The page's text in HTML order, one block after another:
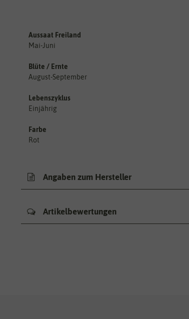
Aussaat Freiland
Mai-Juni
Blüte / Ernte
August-September
Lebenszyklus
Einjährig
Farbe
Rot
Angaben zum Hersteller
Artikelbewertungen